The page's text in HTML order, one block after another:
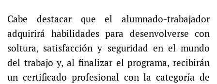
Cabe destacar que el alumnado-trabajador
adquirirá habilidades para desenvolverse con
soltura, satisfacción y seguridad en el mundo
del trabajo y, al finalizar el programa, recibirán
un certificado profesional con la categoría de